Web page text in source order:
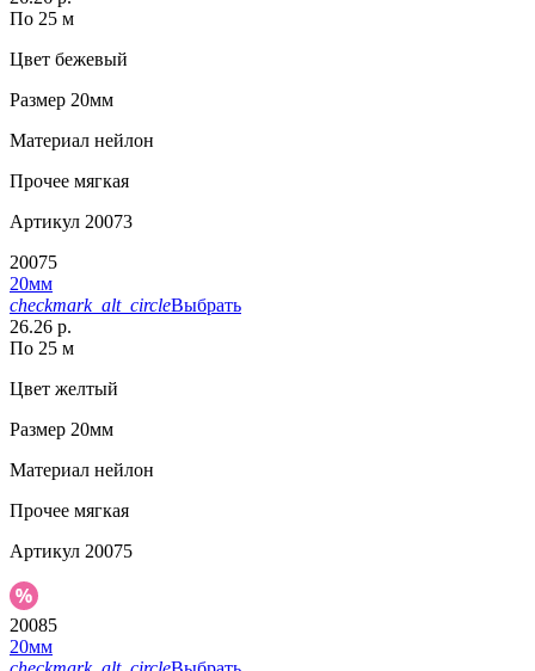
По 25 м
Цвет бежевый
Размер 20мм
Материал нейлон
Прочее мягкая
Артикул 20073
20075
20мм
checkmark_alt_circleВыбрать
26.26 р.
По 25 м
Цвет желтый
Размер 20мм
Материал нейлон
Прочее мягкая
Артикул 20075
20085
20мм